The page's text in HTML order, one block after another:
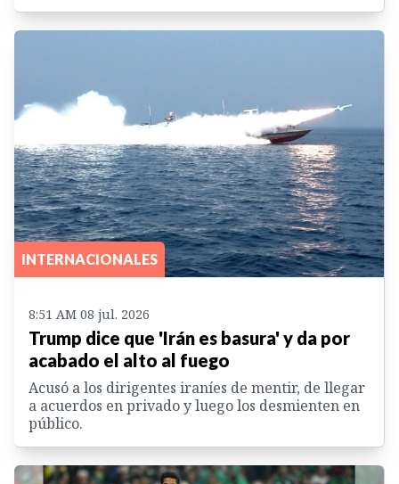
INTERNACIONALES
8:51 AM 08 jul. 2026
Trump dice que 'Irán es basura' y da por
acabado el alto al fuego
Acusó a los dirigentes iraníes de mentir, de llegar
a acuerdos en privado y luego los desmienten en
público.